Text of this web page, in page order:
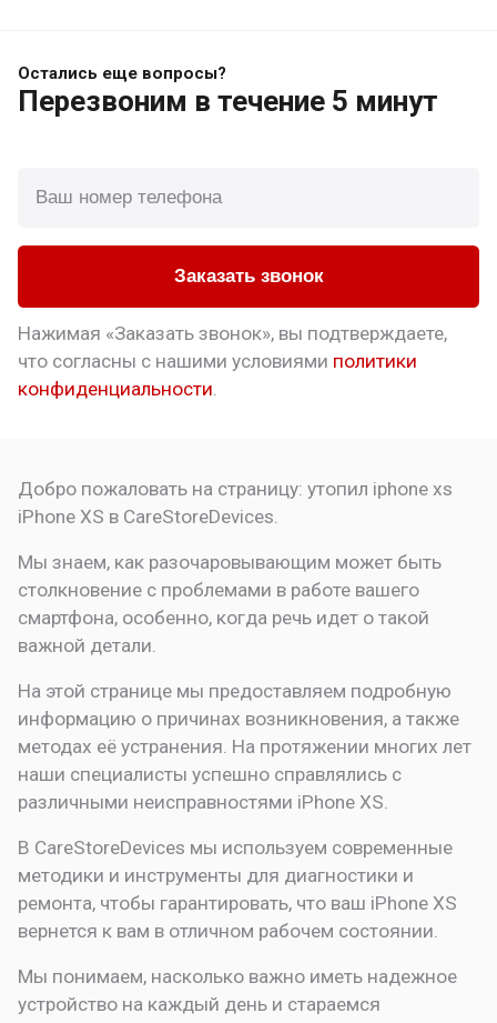
Остались еще вопросы?
Перезвоним в течение 5 минут
Заказать звонок
Нажимая «Заказать звонок», вы подтверждаете,
что согласны с нашими условиями политики
конфиденциальности
Добро пожаловать на страницу:утопил iphone xs
iPhone XS в CareStoreDevices.
Мы знаем, как разочаровывающим может быть
столкновение с проблемами в работе вашего
смартфона, особенно, когда речь идет о такой
важной детали.
На этой странице мы предоставляем подробную
информацию о причинах возникновения, а также
методах её устранения. На протяжении многих лет
наши специалисты успешно справлялись с
различными неисправностями iPhone XS.
В CareStoreDevices мы используем современные
методики и инструменты для диагностики и
ремонта, чтобы гарантировать, что ваш iPhone XS
вернется к вам в отличном рабочем состоянии.
Мы понимаем, насколько важно иметь надежное
устройство на каждый день и стараемся